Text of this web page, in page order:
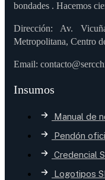
bondades . Hacemos
Dirección: Av.
Metropolitana, Centro
Email:
Insumos
Manual de
Pendón
Credencial
Logotipos